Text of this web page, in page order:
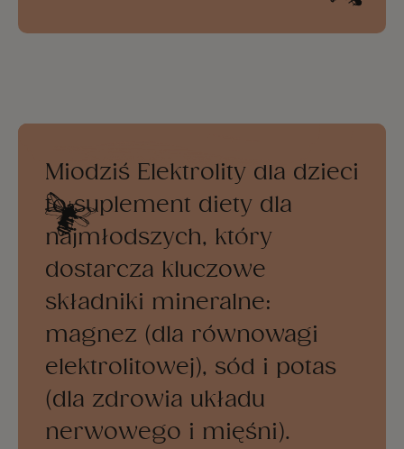
Miodziś Elektrolity dla dzieci
to suplement diety dla
najmłodszych, który
dostarcza kluczowe
składniki mineralne:
magnez (dla równowagi
elektrolitowej), sód i potas
(dla zdrowia układu
nerwowego i mięśni).